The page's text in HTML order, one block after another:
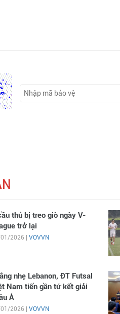
thủ bị treo giò ngày V-
trở lại
2026 | VOVVN
nhẹ Lebanon, ĐT Futsal
Nam tiến gần tứ kết giải
Á
2026 | VOVVN